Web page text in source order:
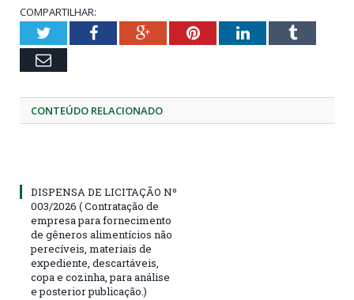
COMPARTILHAR:
TwitterFacebookGoogle+PinterestLinkedInTumblr
Email
CONTEÚDO RELACIONADO
DISPENSA DE LICITAÇÃO Nº
003/2026 ( Contratação de
empresa para fornecimento
de gêneros alimentícios não
perecíveis, materiais de
expediente, descartáveis,
copa e cozinha, para análise
e posterior publicação.)